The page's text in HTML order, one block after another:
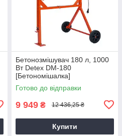
Бетонозмішувач 180 л, 1000
Вт Detex DM-180
[Бетономішалка]
Готово до відправки
9 949 ₴ 12 436,25 ₴
Купити